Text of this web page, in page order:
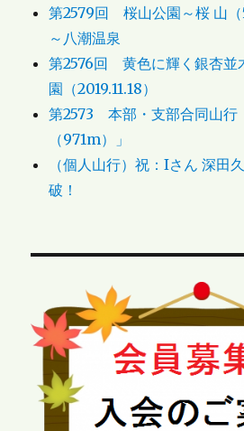
第2579回 桜山公園～桜 山（
～八潮温泉
第2576回 黄色に輝く銀杏並
園（2019.11.18）
第2573 本部・支部合同山行
（971m）」
（個人山行）祝：Iさん 深田
破！